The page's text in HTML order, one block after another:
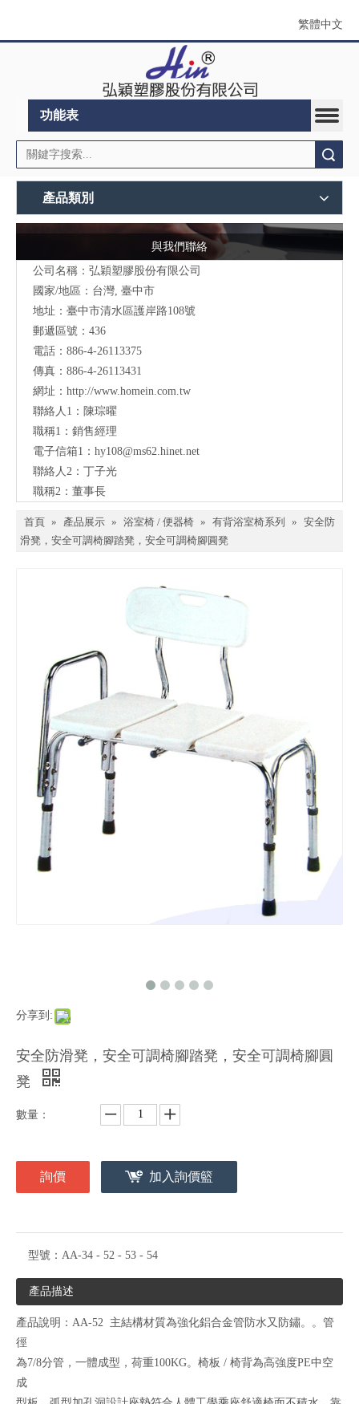
繁體中文
功能表
產品類別
與我們聯絡
公司名稱：弘穎塑膠股份有限公司
國家/地區：台灣, 臺中市
地址：臺中市清水區護岸路108號
郵遞區號：436
電話：886-4-26113375
傳真：886-4-26113431
網址： http://www.homein.com.tw
聯絡人1：陳琮曜
職稱1：銷售經理
電子信箱1： hy108@ms62.hinet.net
聯絡人2：丁子光
職稱2：董事長
首頁 » 產品展示 » 浴室椅 / 便器椅 » 有背浴室椅系列 » 安全防
滑凳，安全可調椅腳踏凳，安全可調椅腳圓凳
分享到:
安全防滑凳，安全可調椅腳踏凳，安全可調椅腳圓
凳
數量：
詢價 加入詢價籃
型號： AA-34 - 52 - 53 - 54
產品描述
產品說明：AA-52 主結構材質為強化鋁合金管防水又防鏽。。管
徑
為7/8分管，一體成型，荷重100KG。椅板 / 椅背為高強度PE中空
成